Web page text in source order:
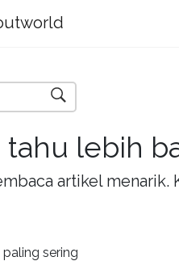
lebih
artikel
sering